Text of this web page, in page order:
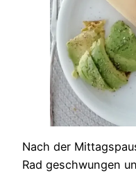
Nach der
Rad geschwungen